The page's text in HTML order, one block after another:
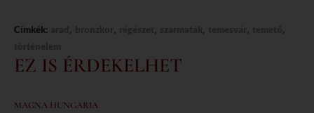
Címkék: , , , , , ,
EZ IS ÉRDEKELHET
MAGNA HUNGARIA